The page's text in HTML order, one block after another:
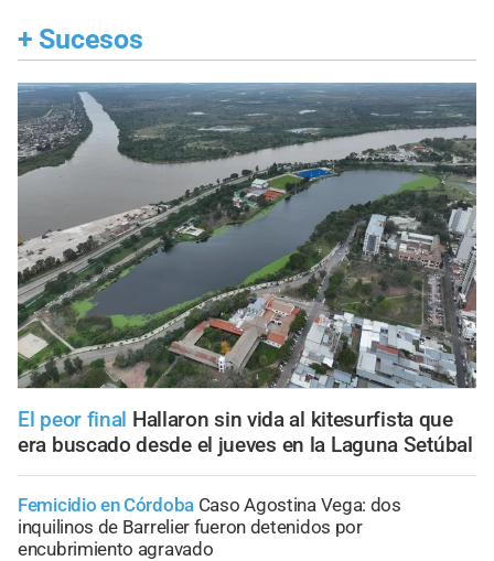
+ Sucesos
El peor final Hallaron sin vida al kitesurfista que
era buscado desde el jueves en la Laguna Setúbal
Femicidio en Córdoba Caso Agostina Vega: dos
inquilinos de Barrelier fueron detenidos por
encubrimiento agravado